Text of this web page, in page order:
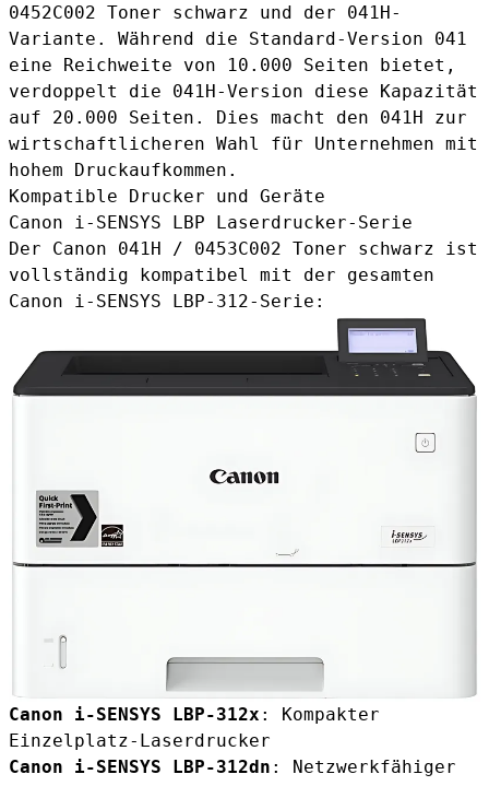
0452C002 Toner schwarz und der 041H-
Variante. Während die Standard-Version 041
eine Reichweite von 10.000 Seiten bietet,
verdoppelt die 041H-Version diese Kapazität
auf 20.000 Seiten. Dies macht den 041H zur
wirtschaftlicheren Wahl für Unternehmen mit
hohem Druckaufkommen.
Kompatible Drucker und Geräte
Canon i-SENSYS LBP Laserdrucker-Serie
Der Canon 041H / 0453C002 Toner schwarz ist
vollständig kompatibel mit der gesamten
Canon i-SENSYS LBP-312-Serie:
Canon i-SENSYS LBP-312x : Kompakter
Einzelplatz-Laserdrucker
Canon i-SENSYS LBP-312dn : Netzwerkfähiger